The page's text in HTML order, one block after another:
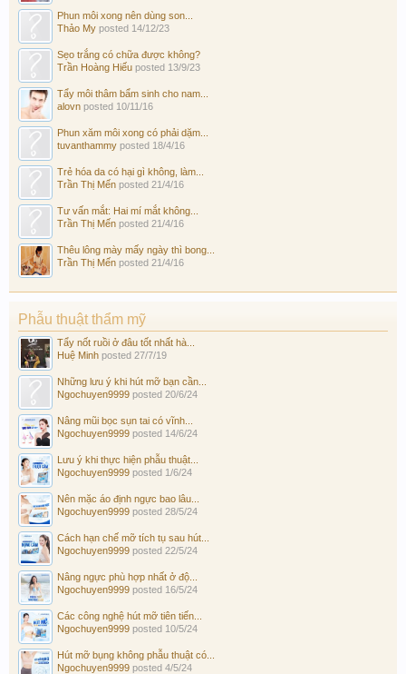
Phun môi xong nên dùng son...
Thảo My posted 14/12/23
Sẹo trắng có chữa được không?
Trần Hoàng Hiếu posted 13/9/23
Tẩy môi thâm bẩm sinh cho nam...
alovn posted 10/11/16
Phun xăm môi xong có phải dặm...
tuvanthammy posted 18/4/16
Trẻ hóa da có hại gì không, làm...
Trần Thị Mến posted 21/4/16
Tư vấn mắt: Hai mí mắt không...
Trần Thị Mến posted 21/4/16
Thêu lông mày mấy ngày thì bong...
Trần Thị Mến posted 21/4/16
Phẫu thuật thẩm mỹ
Tẩy nốt ruồi ở đâu tốt nhất hà...
Huệ Minh posted 27/7/19
Những lưu ý khi hút mỡ bạn cần...
Ngochuyen9999 posted 20/6/24
Nâng mũi bọc sụn tai có vĩnh...
Ngochuyen9999 posted 14/6/24
Lưu ý khi thực hiện phẫu thuật...
Ngochuyen9999 posted 1/6/24
Nên mặc áo định ngực bao lâu...
Ngochuyen9999 posted 28/5/24
Cách hạn chế mỡ tích tụ sau hút...
Ngochuyen9999 posted 22/5/24
Nâng ngực phù hợp nhất ở độ...
Ngochuyen9999 posted 16/5/24
Các công nghệ hút mỡ tiên tiến...
Ngochuyen9999 posted 10/5/24
Hút mỡ bụng không phẫu thuật có...
Ngochuyen9999 posted 4/5/24